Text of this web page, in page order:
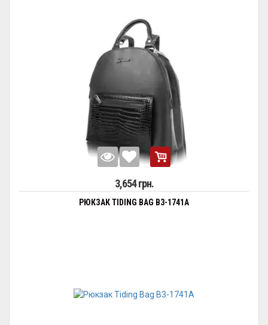
3,654 грн.
РЮКЗАК TIDING BAG B3-1741A